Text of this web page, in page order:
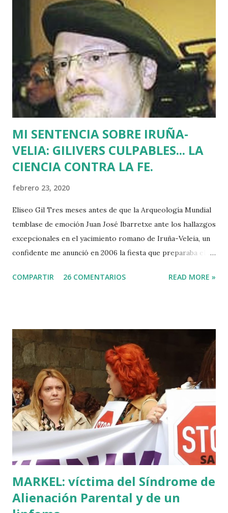
Batasuna, Rufi Etxeberria, que hasta el año pasado fue
dirigente de Sortu. Tras aquel vil secuestro, las calles de
Euskadi dejaron de ser dominadas por ETA y su entorno
político. Nadie recuerda en Bilbao una manifestación mayor
que la que había pedido la liberación de Miguel Angel
Blanco horas antes de su asesinato: concentró a más de
medio millón de personas. Fuimos muchos los que
descubrimos que l...
MI SENTENCIA SOBRE IRUÑA-
VELIA: GILIVERS CULPABLES... LA
CIENCIA CONTRA LA FE.
febrero 23, 2020
Eliseo Gil Tres meses antes de que la Arqueología Mundial
temblase de emoción Juan José Ibarretxe ante los hallazgos
excepcionales en el yacimiento romano de Iruña-Veleia, un
confidente me anunció en 2006 la fiesta que preparaba el
primer calvario de la Cristiandad (con un sonrojante RIP en
por un presunto maestro egipcio llegado desde el Nilo
para educar a los niños de la villa romana. Mi informador y
yo hacíamos risas ante la casualidad de las casualidades:
Euskadi era de nuevo pionera. Ibarretxe dormía entonces
en Ajuria Enea y no paraba de contar a tirios y troyanos que
Euskal Herria era un pueblo con 7.000 años de antigüedad.
Por fin llegaba la arqueología para confirmar sus teorías.
Tuvo que ser su consejera de Cultura y portavoz Miren
Azkarate ...
COMPARTIR 26 COMENTARIOS READ MORE »
MARKEL: víctima del Síndrome de
Alienación Parental y de un